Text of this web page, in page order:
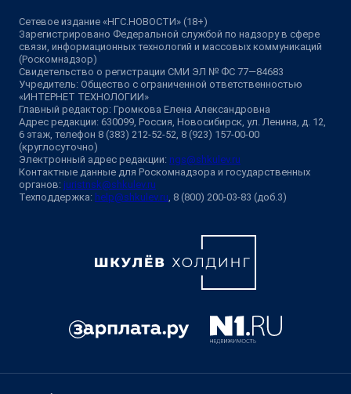
Сетевое издание «НГС.НОВОСТИ» (18+)
Зарегистрировано Федеральной службой по надзору в сфере
связи, информационных технологий и массовых коммуникаций
(Роскомнадзор)
Свидетельство о регистрации СМИ ЭЛ № ФС 77—84683
Учредитель: Общество с ограниченной ответственностью
«ИНТЕРНЕТ ТЕХНОЛОГИИ»
Главный редактор: Громкова Елена Александровна
Адрес редакции: 630099, Россия, Новосибирск, ул. Ленина, д. 12,
6 этаж, телефон 8 (383) 212-52-52, 8 (923) 157-00-00
(круглосуточно)
Электронный адрес редакции: ngs@shkulev.ru
Контактные данные для Роскомнадзора и государственных
органов: juristnsk@shkulev.ru
Техподдержка: help@shkulev.ru, 8 (800) 200-03-83 (доб.3)